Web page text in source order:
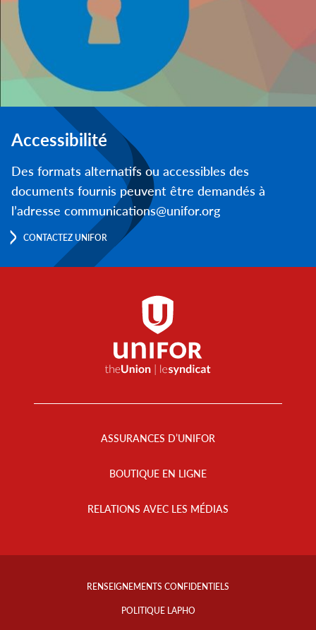
Accessibilité
Des formats alternatifs ou accessibles des
documents fournis peuvent être demandés à
l’adresse communications@unifor.org
CONTACTEZ UNIFOR
ASSURANCES D’UNIFOR
BOUTIQUE EN LIGNE
RELATIONS AVEC LES MÉDIAS
Footer
RENSEIGNEMENTS CONFIDENTIELS
POLITIQUE LAPHO